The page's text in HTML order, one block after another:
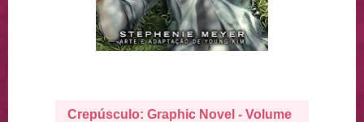
Crepúsculo: Graphic Novel - Volume